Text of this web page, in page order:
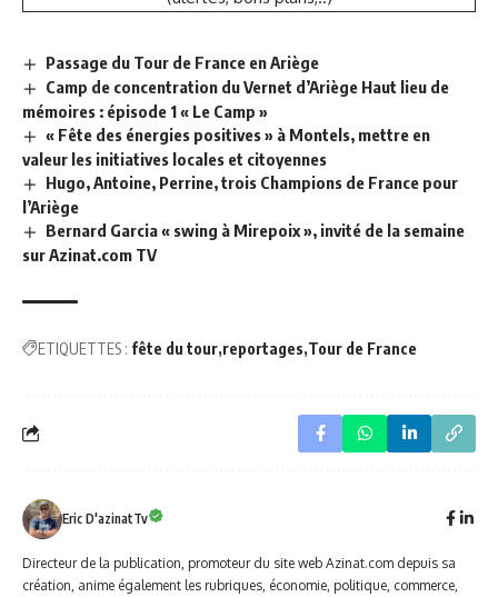
Passage du Tour de France en Ariège
Camp de concentration du Vernet d’Ariège Haut lieu de
mémoires : épisode 1 « Le Camp »
« Fête des énergies positives » à Montels, mettre en
valeur les initiatives locales et citoyennes
Hugo, Antoine, Perrine, trois Champions de France pour
l’Ariège
Bernard Garcia « swing à Mirepoix », invité de la semaine
sur Azinat.com TV
ETIQUETTES : fête du tour reportages Tour de France
Eric D'azinatTv
Directeur de la publication, promoteur du site web Azinat.com depuis sa
création, anime également les rubriques, économie, politique, commerce,